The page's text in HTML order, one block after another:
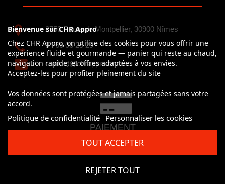
2750 Route de Montpellier, 30900 Nîmes
04 66 06 25 29
contact@chrappro.com
PAIEMENT
CB, Visa, Mastercard, Paypal
Bienvenue sur CHR Appro
Chez CHR Appro, on utilise des cookies pour vous offrir une
expérience fluide et gourmande — panier qui reste au chaud,
navigation rapide, et offres adaptées à vos envies.
Acceptez-les pour profiter pleinement du site
Vos données sont protégées et jamais partagées sans votre
accord.
Politique de confidentialité Personnaliser les cookies
REJETER TOUT
TOUT ACCEPTER